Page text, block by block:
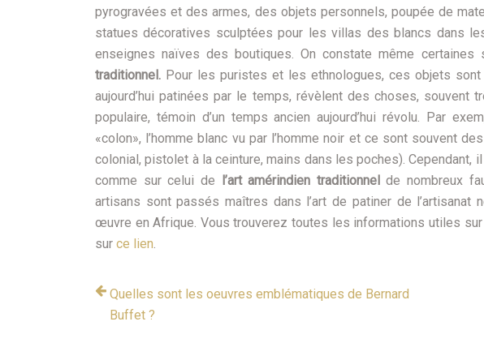
pyrogravées et des armes, des objets personnels, poupée de
statues décoratives sculptées pour les villas des blancs dans
enseignes naïves des boutiques. On constate même
traditionnel. Pour les puristes et les ethnologues, ces objets
aujourd’hui patinées par le temps, révèlent des choses, souvent
populaire, témoin d’un temps ancien aujourd’hui révolu. Par
«colon», l’homme blanc vu par l’homme noir et ce sont souvent
colonial, pistolet à la ceinture, mains dans les poches). Cependant,
comme sur celui de
l’art amérindien traditionnelde nombreux
artisans sont passés maîtres dans l’art de patiner de l’artisanat
œuvre en Afrique. Vous trouverez toutes les informations utiles sur
sur ce lien.
Quelles sont les oeuvres emblématiques de Bernard
Buffet ?